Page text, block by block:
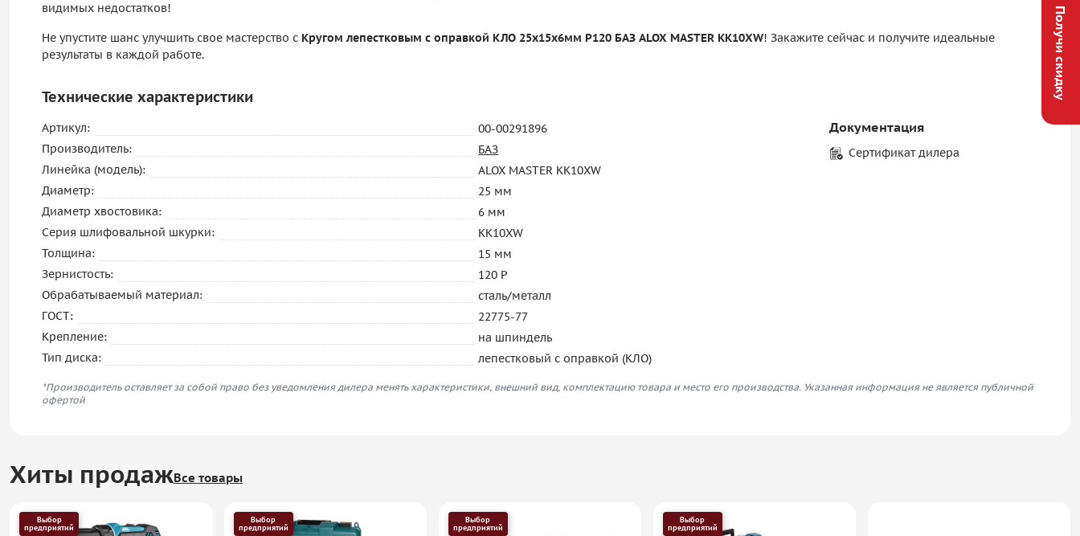
видимых недостатков!
Не упустите шанс улучшить свое мастерство с Кругом лепестковым с оправкой КЛО 25х15х6мм P120 БАЗ ALOX MASTER KK10XW! Закажите сейчас и получите идеальные
результаты в каждой работе.
Технические характеристики
Артикул:
00-00291896
Производитель:
БАЗ
Линейка (модель):
ALOX MASTER KK10XW
Диаметр:
25 мм
Диаметр хвостовика:
6 мм
Серия шлифовальной шкурки:
KK10XW
Толщина:
15 мм
Зернистость:
120 P
Обрабатываемый материал:
сталь/металл
ГОСТ:
22775-77
Крепление:
на шпиндель
Тип диска:
лепестковый с оправкой (КЛО)
Документация
Сертификат дилера
*Производитель оставляет за собой право без уведомления дилера менять характеристики, внешний вид, комплектацию товара и место его производства. Указанная информация не является публичной
офертой
Хиты продажВсе товары
Выбор
предприятий
Выбор
предприятий
Выбор
предприятий
Выбор
предприятий
Получи скидку